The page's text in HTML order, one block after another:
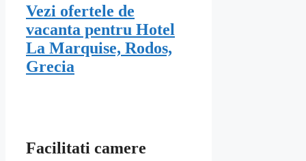
Vezi ofertele de
vacanta pentru Hotel
La Marquise, Rodos,
Grecia
Facilitati camere